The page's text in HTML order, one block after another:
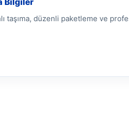
Bilgiler
taşıma, düzenli paketleme ve